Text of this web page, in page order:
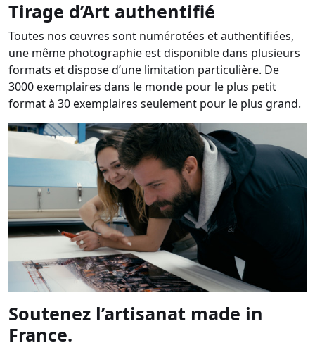
Tirage d’Art authentifié
Toutes nos œuvres sont numérotées et authentifiées,
une même photographie est disponible dans plusieurs
formats et dispose d’une limitation particulière. De
3000 exemplaires dans le monde pour le plus petit
format à 30 exemplaires seulement pour le plus grand.
Soutenez l’artisanat made in
France.